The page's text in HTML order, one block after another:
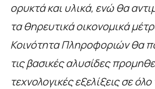
ορυκτά και υλικά, ενώ θα
τα θηρευτικά οικονομικά
Κοινότητα Πληροφοριών θα
τις βασικές αλυσίδες
τεχνολογικές εξελίξεις σε